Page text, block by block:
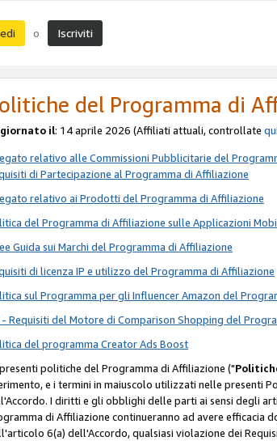
o Iscriviti
del Programma di
il: 14 aprile 2026 (Affiliati attuali, controllate qui
relativo alle Commissioni Pubblicitarie del
di Partecipazione al Programma di Affiliazione
relativo ai Prodotti del Programma di Affiliazione
del Programma di Affiliazione sulle Applicazioni
Guida sui Marchi del Programma di Affiliazione
di licenza IP e utilizzo del Programma di Affiliazione
sul Programma per gli Influencer Amazon del
- Requisiti del Motore di Comparison Shopping del
del programma Creator Ads Boost
politiche del Programma di Affiliazione ("
e i termini in maiuscolo utilizzati nelle presenti
I diritti e gli obblighi delle parti ai sensi degli
di Affiliazione continueranno ad avere efficacia
6(a) dell'Accordo, qualsiasi violazione dei